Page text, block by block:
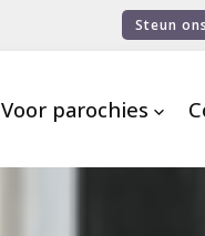
Steun ons
Voor parochies